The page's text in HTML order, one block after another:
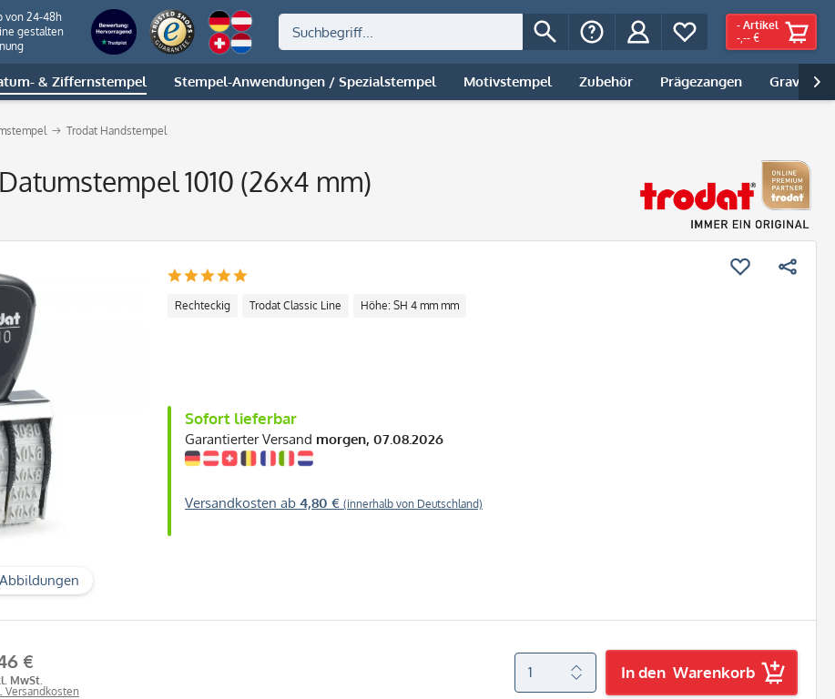
von 24-48h
gestalten
- Artikel
-,-- €
& Ziffernstempel Stempel-Anwendungen / Spezialstempel Motivstempel Zubehör Prägezangen Gravur |

Trodat Handstempel
1010 (26x4 mm)
Rechteckig Trodat Classic Line Höhe: SH 4 mm mm
Sofort lieferbar
Garantierter Versand morgen, 07.08.2026
Versandkosten ab 4,80 € (innerhalb von Deutschland)
€
MwSt.
Versandkosten
In den Warenkorb